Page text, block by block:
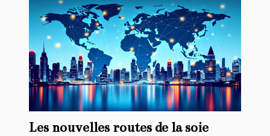
Les nouvelles routes de la soie